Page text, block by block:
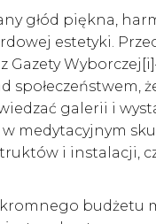
głód piękna,
estetyki.
Gazety Wyborczej [i]
społeczeństwem,
galerii i
w medytacyjnym
i instalacji,
budżetu